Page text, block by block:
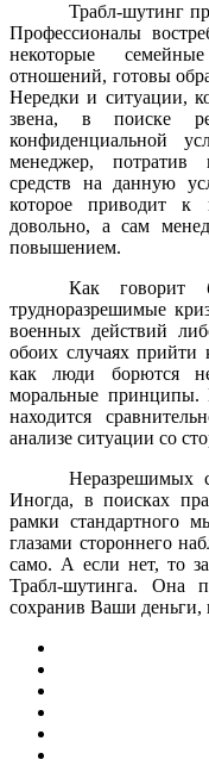
Трабл-шутинг
Профессионалы
некоторые
отношений, готовы
Нередки и ситуации,
звена, в поиске
конфиденциальной
менеджер, потратив
средств на данную
которое приводит к
довольно, а сам
повышением.
Как говорит
трудноразрешимые
военных действий
обоих случаях прийти
как люди борются
моральные принципы.
находится
анализе ситуации со
Неразрешимых
Иногда, в поисках
рамки стандартного
глазами стороннего
само. А если нет, то
Трабл-шутинга. Она
сохранив Ваши